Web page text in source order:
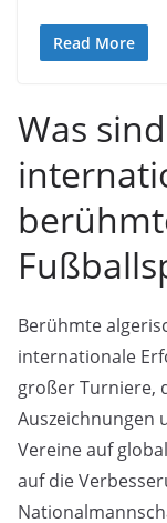
Read More
Was
Berühmte
internationale
großer Turniere,
Auszeichnungen
Vereine auf
auf die